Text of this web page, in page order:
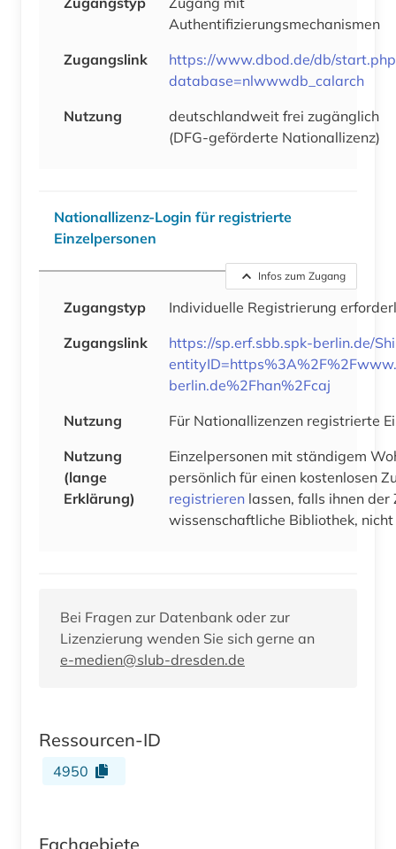
Authentifizierungsmechanismen
Zugangslink
https://www.dbod.de/db/
database=nlwwwdb_calarch
Nutzung
deutschlandweit frei zugänglich
(DFG-geförderte Nationallizenz)
Nationallizenz-Login für registrierte
Einzelpersonen
Infos zum Zugang
Zugangstyp
Individuelle Registrierung
Zugangslink
https://sp.erf.sbb.spk-berlin.de/
berlin.de%2Fhan%2Fcaj
Nutzung
Für Nationallizenzen registrierte
Nutzung
(lange
Erklärung)
Einzelpersonen mit ständigem
persönlich für einen kostenlosen
registrieren lassen, falls ihnen
wissenschaftliche Bibliothek,
Bei Fragen zur Datenbank oder zur
Lizenzierung wenden Sie sich gerne an
e-medien@slub-dresden.de
Ressourcen-ID
4950
Fachgebiete